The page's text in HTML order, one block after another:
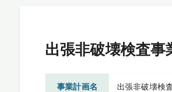
出張非破壊検査
事業計画名 出張非破壊検